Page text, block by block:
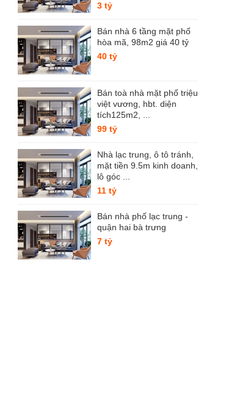
3 tỷ
Bán nhà 6 tầng mặt phố
hòa mã, 98m2 giá 40 tỷ
40 tỷ
Bán toà nhà mặt phố triệu
việt vương, hbt. diện
tích125m2, ...
99 tỷ
Nhà lạc trung, ô tô tránh,
mặt tiền 9.5m kinh doanh,
lô góc ...
11 tỷ
Bán nhà phố lạc trung -
quận hai bà trưng
7 tỷ